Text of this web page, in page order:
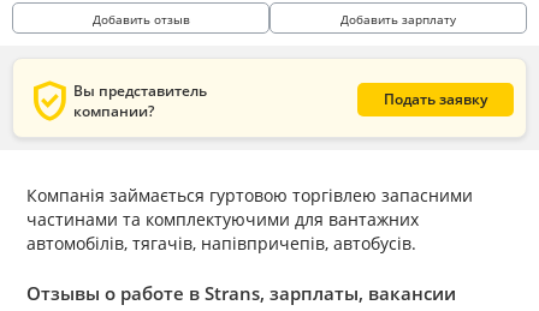
Добавить отзыв Добавить зарплату
verified_user Вы представитель
компании?
Подать заявку
Компанія займається гуртовою торгівлею запасними
частинами та комплектуючими для вантажних
автомобілів, тягачів, напівпричепів, автобусів.
Отзывы о работе в Strans, зарплаты, вакансии